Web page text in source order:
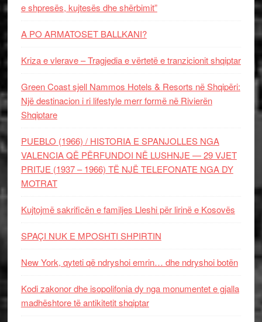
e shpresës, kujtesës dhe shërbimit”
A PO ARMATOSET BALLKANI?
Kriza e vlerave – Tragjedia e vërtetë e tranzicionit shqiptar
Green Coast sjell Nammos Hotels & Resorts në Shqipëri:
Një destinacion i ri lifestyle merr formë në Rivierën
Shqiptare
PUEBLO (1966) / HISTORIA E SPANJOLLES NGA
VALENCIA QË PËRFUNDOI NË LUSHNJE — 29 VJET
PRITJE (1937 – 1966) TË NJË TELEFONATE NGA DY
MOTRAT
Kujtojmë sakrificën e familjes Lleshi për lirinë e Kosovës
SPAÇI NUK E MPOSHTI SHPIRTIN
New York, qyteti që ndryshoi emrin… dhe ndryshoi botën
Kodi zakonor dhe isopolifonia dy nga monumentet e gjalla
madhështore të antikitetit shqiptar